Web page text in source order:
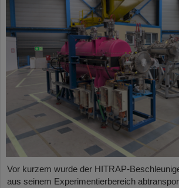
Vor kurzem wurde der HITRAP-
aus seinem Experimentierbereich